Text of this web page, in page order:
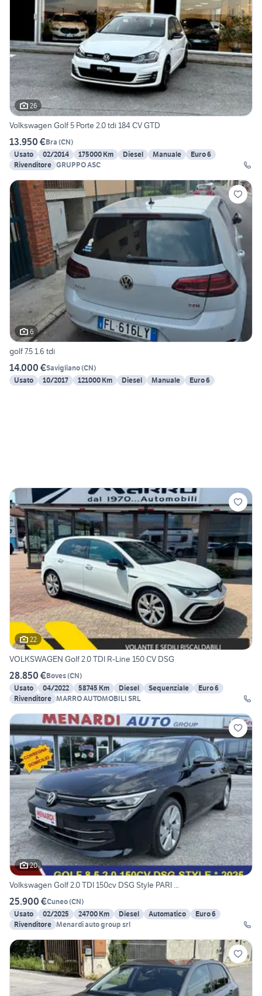
26
Volkswagen Golf 5 Porte 2.0 tdi 184 CV GTD
13.950 €Bra (CN)
Usato
02/2014 175000 Km Diesel Manuale
Euro 6
Rivenditore GRUPPO ASC
6
golf 7.5 1.6 tdi
14.000 €Savigliano(CN)
Usato
10/2017 121000 Km Diesel Manuale Euro 6
22
VOLKSWAGEN Golf 2.0 TDI R-Line 150 CV DSG
28.850 €Boves(CN)
Usato
04/2022 58745 Km Diesel Sequenziale
Euro 6
Rivenditore MARRO AUTOMOBILI SRL
20
Volkswagen Golf 2.0 TDI 150cv DSG Style PARI ...
25.900 €Cuneo(CN)
Usato
02/2025 24700 Km Diesel Automatico
Euro 6
Rivenditore Menardi auto group srl